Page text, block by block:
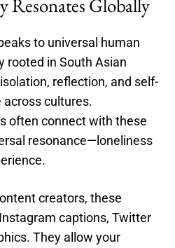
Resonates Globally
to universal human
rooted in South Asian
reflection, and self-
cultures.
often connect with these
resonance—loneliness
creators, these
captions, Twitter
They allow your